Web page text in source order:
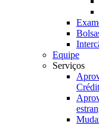
Equipe
Serviços